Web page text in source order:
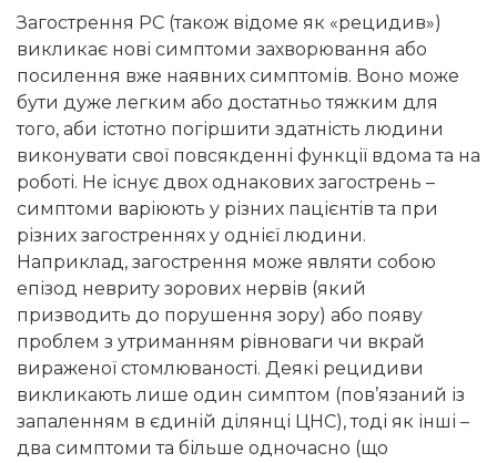
Загострення РС (також відоме як «рецидив»)
викликає нові симптоми захворювання або
посилення вже наявних симптомів. Воно може
бути дуже легким або достатньо тяжким для
того, аби істотно погіршити здатність людини
виконувати свої повсякденні функції вдома та на
роботі. Не існує двох однакових загострень –
симптоми варіюють у різних пацієнтів та при
різних загостреннях у однієї людини.
Наприклад, загострення може являти собою
епізод невриту зорових нервів (який
призводить до порушення зору) або появу
проблем з утриманням рівноваги чи вкрай
вираженої стомлюваності. Деякі рецидиви
викликають лише один симптом (пов’язаний із
запаленням в єдиній ділянці ЦНС), тоді як інші –
два симптоми та більше одночасно (що